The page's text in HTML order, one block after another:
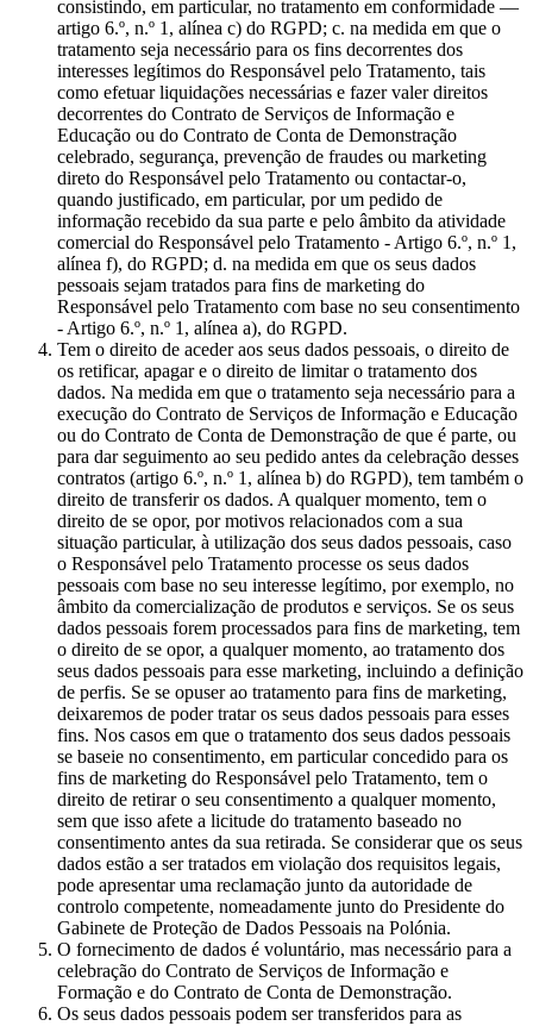
consistindo, em particular, no tratamento em conformidade —
artigo 6.º, n.º 1, alínea c) do RGPD; c. na medida em que o
tratamento seja necessário para os fins decorrentes dos
interesses legítimos do Responsável pelo Tratamento, tais
como efetuar liquidações necessárias e fazer valer direitos
decorrentes do Contrato de Serviços de Informação e
Educação ou do Contrato de Conta de Demonstração
celebrado, segurança, prevenção de fraudes ou marketing
direto do Responsável pelo Tratamento ou contactar-o,
quando justificado, em particular, por um pedido de
informação recebido da sua parte e pelo âmbito da atividade
comercial do Responsável pelo Tratamento - Artigo 6.º, n.º 1,
alínea f), do RGPD; d. na medida em que os seus dados
pessoais sejam tratados para fins de marketing do
Responsável pelo Tratamento com base no seu consentimento
- Artigo 6.º, n.º 1, alínea a), do RGPD.
Tem o direito de aceder aos seus dados pessoais, o direito de
os retificar, apagar e o direito de limitar o tratamento dos
dados. Na medida em que o tratamento seja necessário para a
execução do Contrato de Serviços de Informação e Educação
ou do Contrato de Conta de Demonstração de que é parte, ou
para dar seguimento ao seu pedido antes da celebração desses
contratos (artigo 6.º, n.º 1, alínea b) do RGPD), tem também o
direito de transferir os dados. A qualquer momento, tem o
direito de se opor, por motivos relacionados com a sua
situação particular, à utilização dos seus dados pessoais, caso
o Responsável pelo Tratamento processe os seus dados
pessoais com base no seu interesse legítimo, por exemplo, no
âmbito da comercialização de produtos e serviços. Se os seus
dados pessoais forem processados para fins de marketing, tem
o direito de se opor, a qualquer momento, ao tratamento dos
seus dados pessoais para esse marketing, incluindo a definição
de perfis. Se se opuser ao tratamento para fins de marketing,
deixaremos de poder tratar os seus dados pessoais para esses
fins. Nos casos em que o tratamento dos seus dados pessoais
se baseie no consentimento, em particular concedido para os
fins de marketing do Responsável pelo Tratamento, tem o
direito de retirar o seu consentimento a qualquer momento,
sem que isso afete a licitude do tratamento baseado no
consentimento antes da sua retirada. Se considerar que os seus
dados estão a ser tratados em violação dos requisitos legais,
pode apresentar uma reclamação junto da autoridade de
controlo competente, nomeadamente junto do Presidente do
Gabinete de Proteção de Dados Pessoais na Polónia.
O fornecimento de dados é voluntário, mas necessário para a
celebração do Contrato de Serviços de Informação e
Formação e do Contrato de Conta de Demonstração.
Os seus dados pessoais podem ser transferidos para as